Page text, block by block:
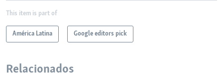
This item is part of
América Latina Google editors pick
Relacionados